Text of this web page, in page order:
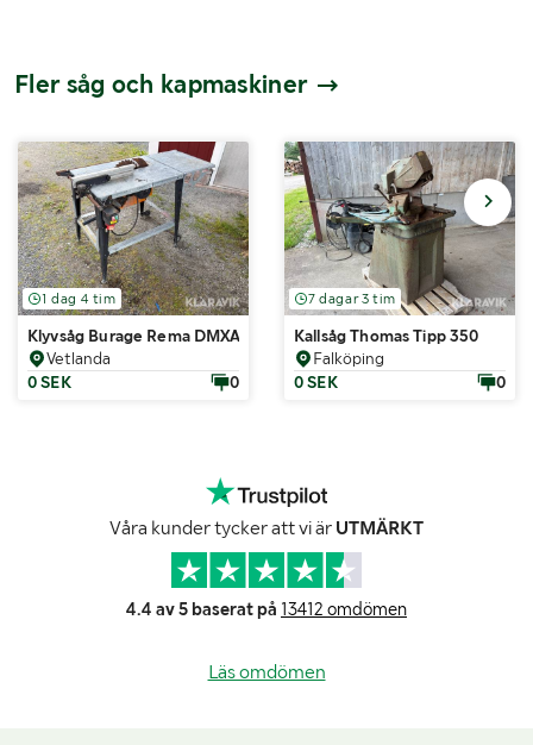
Fler såg och kapmaskiner
1 dag 4 tim
Klyvsåg Burage Rema DMXA-32
Vetlanda
0 SEK
0
7 dagar 3 tim
Kallsåg Thomas Tipp 350
Falköping
0 SEK
0
Våra kunder tycker att vi är UTMÄRKT
4.4 av 5 baserat på 13412 omdömen
Läs omdömen